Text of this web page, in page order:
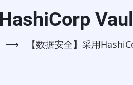
⟶ 【数据安全】采用